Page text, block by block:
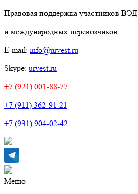
Правовая поддержка участников ВЭД
и международных перевозчиков
E-mail: info@urvest.ru
Skype: urvest.ru
+7 (921) 001-88-77
+7 (911) 362-91-21
+7 (931) 904-02-42
Меню